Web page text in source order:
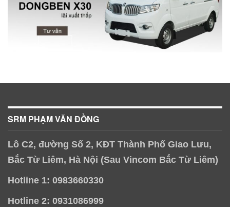
SRM PHẠM VĂN ĐỒNG
Lô C2, đường Số 2, KĐT Thành Phố Giao Lưu,
Bắc Từ Liêm, Hà Nội (Sau Vincom Bắc Từ Liêm)
Hotline 1: 0983660330
Hotline 2: 0931086999